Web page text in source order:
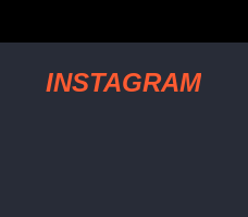
INSTAGRAM